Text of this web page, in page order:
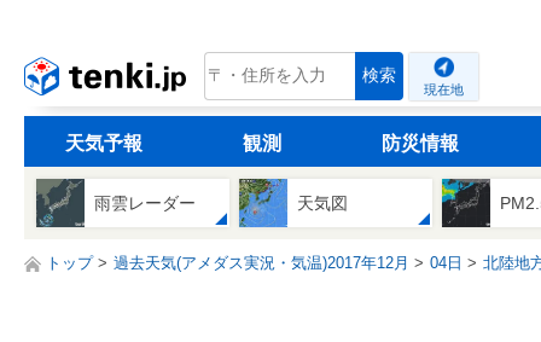
tenki.jp 検索
現在地
天気予報 観測 防災情報
雨雲レーダー 天気図
トップ 過去天気(アメダス実況・気温)2017年12月 04日 北陸地